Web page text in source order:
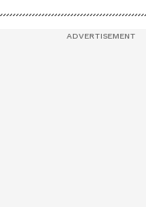
പിടിച്ചുപറ്റിയ